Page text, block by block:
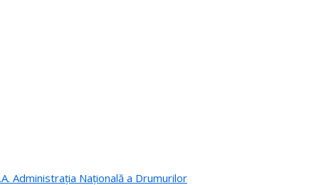
Administrația Națională a Drumurilor